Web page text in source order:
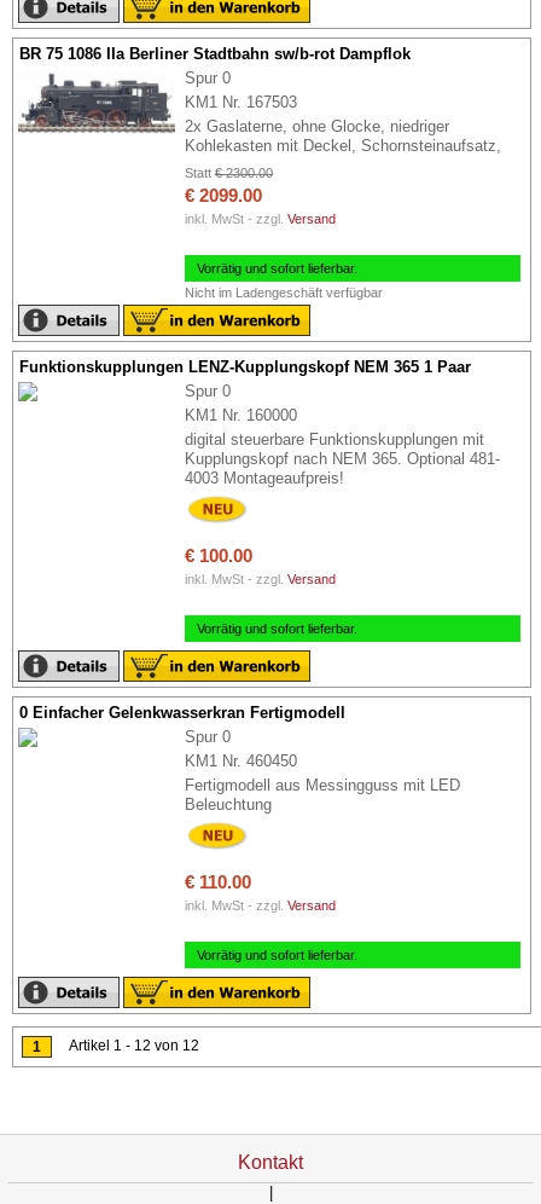
BR 75 1086 IIa Berliner Stadtbahn sw/b-rot Dampflok
Spur 0
KM1 Nr. 167503
2x Gaslaterne, ohne Glocke, niedriger
Kohlekasten mit Deckel, Schornsteinaufsatz,
Statt € 2300.00
€ 2099.00
inkl. MwSt - zzgl. Versand
Vorrätig und sofort lieferbar.
Nicht im Ladengeschäft verfügbar
Funktionskupplungen LENZ-Kupplungskopf NEM 365 1 Paar
Spur 0
KM1 Nr. 160000
digital steuerbare Funktionskupplungen mit
Kupplungskopf nach NEM 365. Optional 481-
4003 Montageaufpreis!
€ 100.00
inkl. MwSt - zzgl. Versand
Vorrätig und sofort lieferbar.
0 Einfacher Gelenkwasserkran Fertigmodell
Spur 0
KM1 Nr. 460450
Fertigmodell aus Messingguss mit LED
Beleuchtung
€ 110.00
inkl. MwSt - zzgl. Versand
Vorrätig und sofort lieferbar.
1 Artikel 1 - 12 von 12
Kontakt